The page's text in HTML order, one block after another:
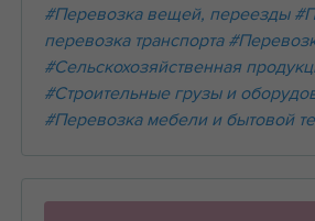
#Перевозка вещей, переезды
перевозка транспорта
#Сельскохозяйственная
#Строительные грузы и
#Перевозка мебели и бытовой